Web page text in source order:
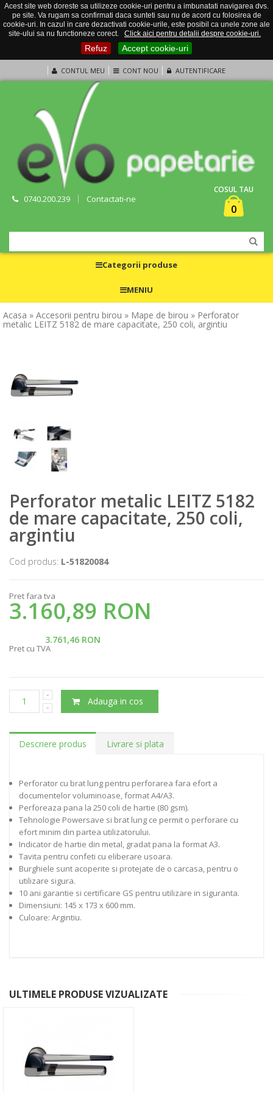
Acest site web doreste sa utilizeze cookie-uri pentru a imbunatati navigarea dvs.
pe site. Va rugam sa confirmati daca sunteti sau nu de acord cu folosirea de
cookie-uri. In cazul in care dezactivati cookie-urile, este posibil ca unele zone ale
site-ului sa nu functioneze corect.
Click aici pentru detalii despre cookie-uri.
Refuz Accept cookie-uri
CONTUL MEU CONT NOU AUTENTIFICARE
0740.200.239 Contactati-ne
COSUL TAU
0
Categorii produse
MENIU
Acasa » Accesorii pentru birou » Mape de birou » Perforator
metalic LEITZ 5182 de mare capacitate, 250 coli, argintiu
Perforator metalic LEITZ 5182
de mare capacitate, 250 coli,
argintiu
Cod produs: L-51820084
Pret fara tva
3.160,89 RON
3.761,46 RON
Pret cu TVA
Adauga in cos
Descriere produs Livrare si plata
Perforator cu brat lung pentru perforarea fara efort a
documentelor voluminoase, format A4/A3.
Perforeaza pana la 250 coli de hartie (80 gsm).
Tehnologie Powersave si brat lung ce permit o perforare cu
efort minim din partea utilizatorului.
Indicator de hartie din metal, gradat pana la format A3.
Tavita pentru confeti cu eliberare usoara.
Burghiele sunt acoperite si protejate de o carcasa, pentru o
utilizare sigura.
10 ani garantie si certificare GS pentru utilizare in siguranta.
Dimensiuni: 145 x 173 x 600 mm.
Culoare: Argintiu.
ULTIMELE PRODUSE VIZUALIZATE